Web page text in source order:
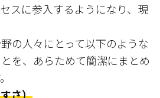
スに参入するようになり、現
の人々にとって以下のような
を、あらためて簡潔にまとめ
さ）